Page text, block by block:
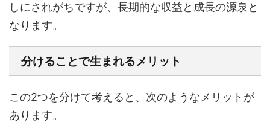
しにされがちですが、長期的な収益と成長の源泉と
なります。
分けることで生まれるメリット
この2つを分けて考えると、次のようなメリットが
あります。